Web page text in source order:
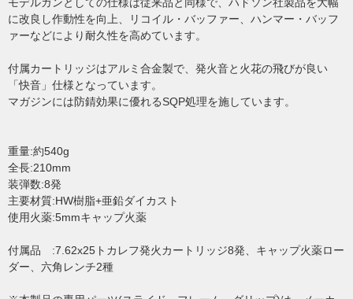
に改良し作動性を向上、リコイル・バッファー、ハンマー・バッフ
ァーなどにより耐久性を高めています。
付属カートリッジはアルミ合金製で、発火音と火花の飛びが良い
「快音」仕様となっています。
マガジンには防錆効果に優れるSQP処理を施しています。
重量:約540g
全長:210mm
装弾数:8発
主要材質:HW樹脂+亜鉛ダイカスト
使用火薬:5mmキャップ火薬
付属品 :7.62x25トカレフ発火カートリッジ8発、キャップ火薬ロー
ダー、六角レンチ2種